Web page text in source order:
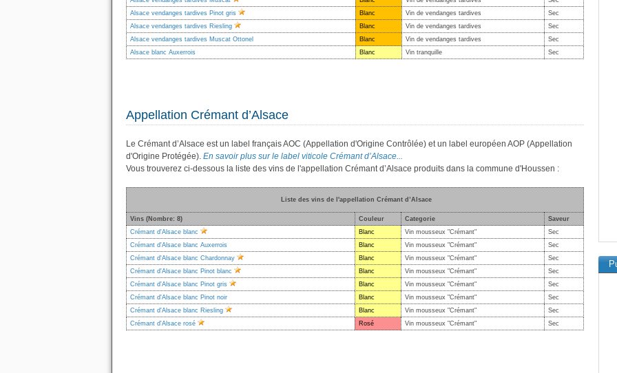
Alsace vendanges tardives Pinot gris
Blanc Vin de vendanges tardives
Sec
Alsace vendanges tardives Riesling
Blanc Vin de vendanges tardives
Sec
Alsace vendanges tardives Muscat Ottonel
Blanc Vin de vendanges tardives
Sec
Alsace blanc Auxerrois
Blanc Vin tranquille Sec
Appellation Crémant d’Alsace
Le Crémant d’Alsace est un label français AOC (Appellation d'Origine Contrôlée) et un label européen AOP (Appellation
d'Origine Protégée). En savoir plus sur le label viticole Crémant d’Alsace...
Vous trouverez ci-dessous la liste des vins de l'appellation Crémant d’Alsace produits dans la commune d'Houssen :
Liste des vins de l'appellation Crémant d’Alsace
Vins (Nombre: 8) Couleur Categorie
Saveur
Crémant d'Alsace blanc
Blanc Vin mousseux "Crémant"
Sec
Crémant d'Alsace blanc Auxerrois
Blanc Vin mousseux "Crémant"
Sec
Crémant d'Alsace blanc Chardonnay
Blanc Vin mousseux "Crémant"
Sec
Crémant d'Alsace blanc Pinot blanc
Blanc Vin mousseux "Crémant"
Sec
Crémant d'Alsace blanc Pinot gris
Blanc Vin mousseux "Crémant"
Sec
Crémant d'Alsace blanc Pinot noir
Blanc Vin mousseux "Crémant"
Sec
Crémant d'Alsace blanc Riesling
Blanc Vin mousseux "Crémant"
Sec
Crémant d'Alsace rosé
Rosé Vin mousseux "Crémant" Sec